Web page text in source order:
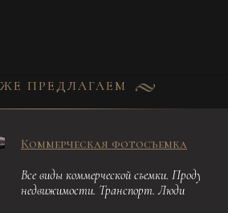
ПРЕДЛАГАЕМ
Коммерческая фотосъемка
Все виды коммерческой съемки.
недвижимости. Транспорт. Люди